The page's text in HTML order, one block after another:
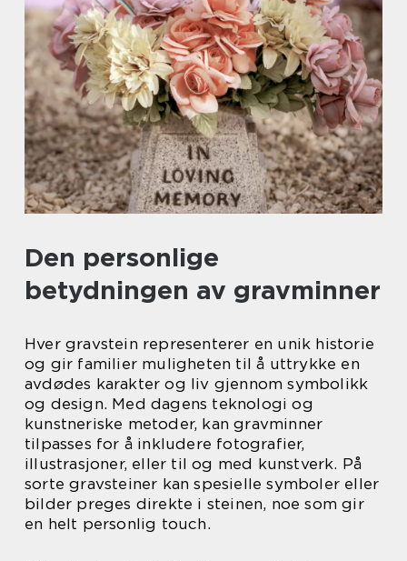
Den personlige
betydningen av gravminner
Hver gravstein representerer en unik historie
og gir familier muligheten til å uttrykke en
avdødes karakter og liv gjennom symbolikk
og design. Med dagens teknologi og
kunstneriske metoder, kan gravminner
tilpasses for å inkludere fotografier,
illustrasjoner, eller til og med kunstverk. På
sorte gravsteiner kan spesielle symboler eller
bilder preges direkte i steinen, noe som gir
en helt personlig touch.